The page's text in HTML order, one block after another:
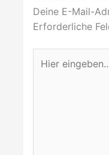
Deine E-Mail-
Erforderliche
eingeben…